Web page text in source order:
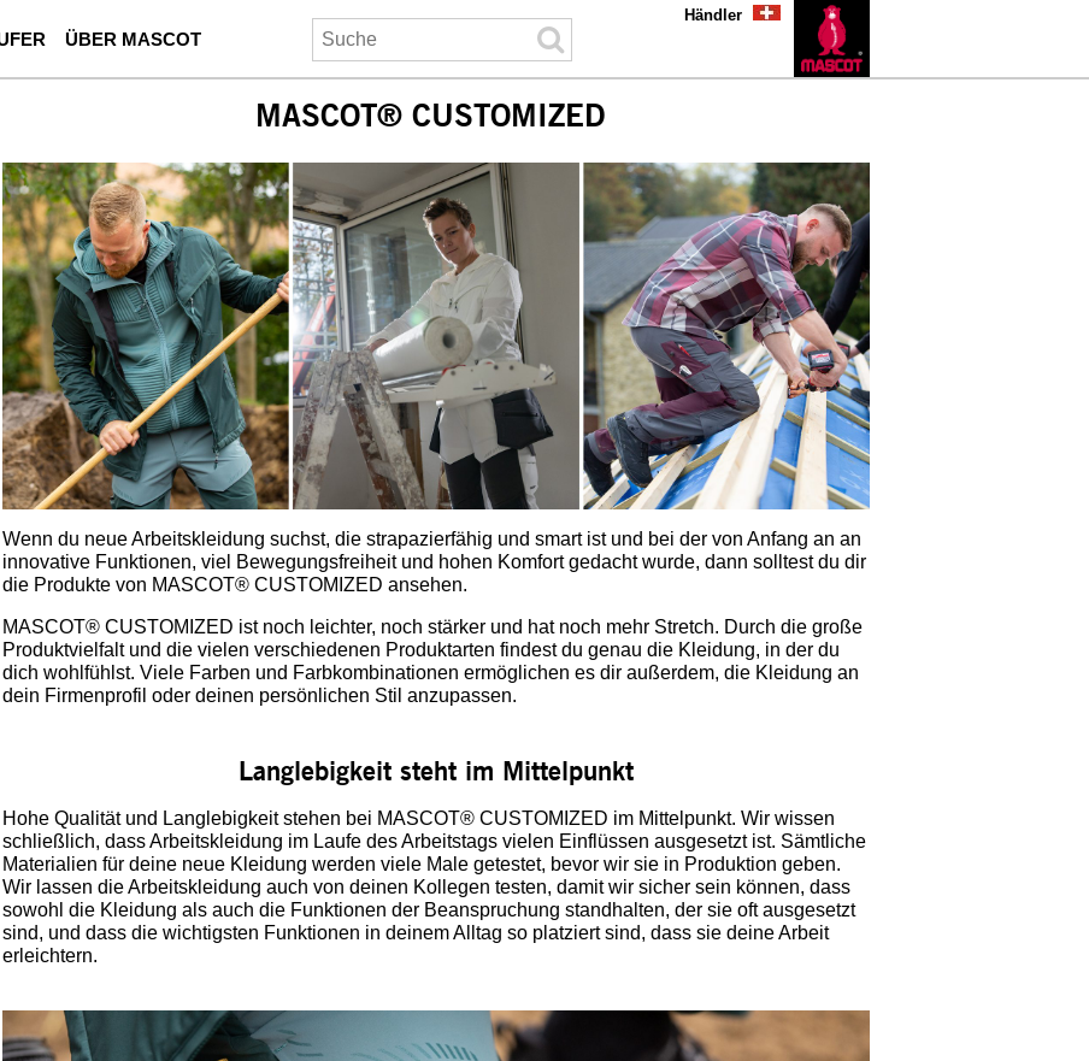
ÜBER MASCOT
Händler
MASCOT® CUSTOMIZED
Wenn du neue Arbeitskleidung suchst, die strapazierfähig und smart ist und bei der von Anfang an an
innovative Funktionen, viel Bewegungsfreiheit und hohen Komfort gedacht wurde, dann solltest du dir
die Produkte von MASCOT® CUSTOMIZED ansehen.
MASCOT® CUSTOMIZED ist noch leichter, noch stärker und hat noch mehr Stretch. Durch die große
Produktvielfalt und die vielen verschiedenen Produktarten findest du genau die Kleidung, in der du
dich wohlfühlst. Viele Farben und Farbkombinationen ermöglichen es dir außerdem, die Kleidung an
dein Firmenprofil oder deinen persönlichen Stil anzupassen.
Langlebigkeit steht im Mittelpunkt
Hohe Qualität und Langlebigkeit stehen bei MASCOT® CUSTOMIZED im Mittelpunkt. Wir wissen
schließlich, dass Arbeitskleidung im Laufe des Arbeitstags vielen Einflüssen ausgesetzt ist. Sämtliche
Materialien für deine neue Kleidung werden viele Male getestet, bevor wir sie in Produktion geben.
Wir lassen die Arbeitskleidung auch von deinen Kollegen testen, damit wir sicher sein können, dass
sowohl die Kleidung als auch die Funktionen der Beanspruchung standhalten, der sie oft ausgesetzt
sind, und dass die wichtigsten Funktionen in deinem Alltag so platziert sind, dass sie deine Arbeit
erleichtern.